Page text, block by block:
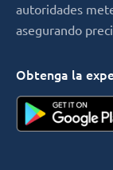
autoridades
asegurando
Obtenga la